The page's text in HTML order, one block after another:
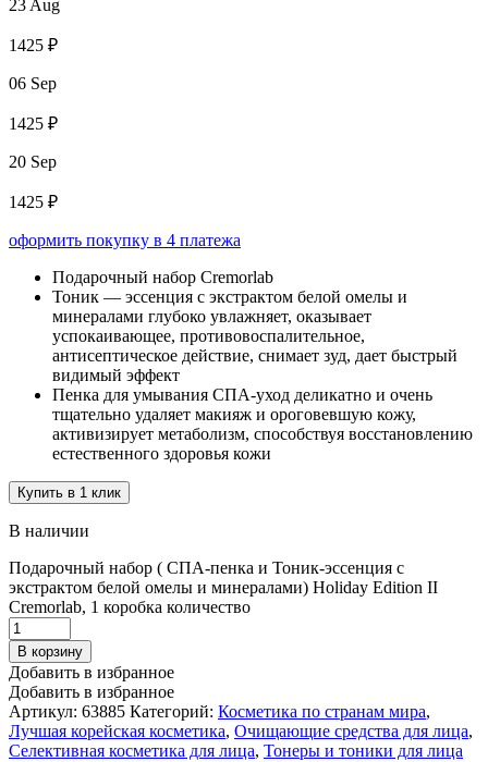
23 Aug
1425 ₽
06 Sep
1425 ₽
20 Sep
1425 ₽
оформить покупку в 4 платежа
Подарочный набор Cremorlab
Тоник — эссенция с экстрактом белой омелы и
минералами глубоко увлажняет, оказывает
успокаивающее, противовоспалительное,
антисептическое действие, снимает зуд, дает быстрый
видимый эффект
Пенка для умывания СПА-уход деликатно и очень
тщательно удаляет макияж и ороговевшую кожу,
активизирует метаболизм, способствуя восстановлению
естественного здоровья кожи
Купить в 1 клик
В наличии
Подарочный набор ( СПА-пенка и Тоник-эссенция с
экстрактом белой омелы и минералами) Holiday Edition II
Cremorlab, 1 коробка количество
В корзину
Добавить в избранное
Добавить в избранное
Артикул: 63885 Категорий: Косметика по странам мира,
Лучшая корейская косметика, Очищающие средства для лица,
Селективная косметика для лица, Тонеры и тоники для лица